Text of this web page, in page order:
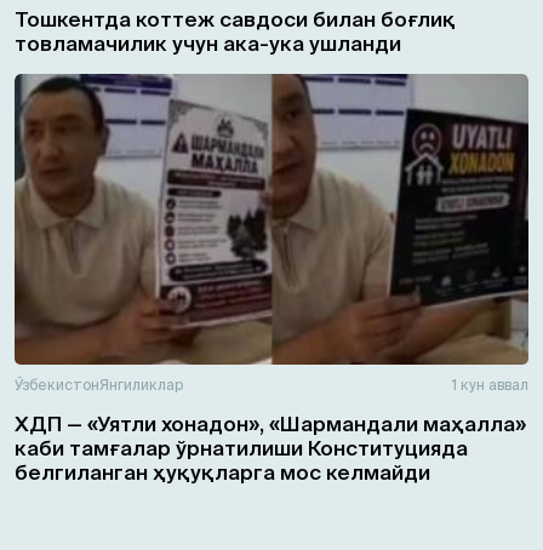
Тошкентда коттеж савдоси билан боғлиқ
товламачилик учун ака-ука ушланди
ЎзбекистонЯнгиликлар 1 кун аввал
ХДП — «Уятли хонадон», «Шармандали маҳалла»
каби тамғалар ўрнатилиши Конституцияда
белгиланган ҳуқуқларга мос келмайди